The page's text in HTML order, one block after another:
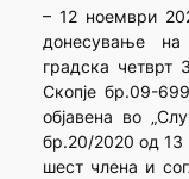
– 12 ноември
донесување
градска
Скопје бр.09-
објавена во
бр.20/2020 од 13
шест члена и